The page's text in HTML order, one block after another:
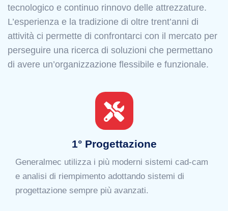
tecnologico e continuo rinnovo delle attrezzature.
L’esperienza e la tradizione di oltre trent’anni di
attività ci permette di confrontarci con il mercato per
perseguire una ricerca di soluzioni che permettano
di avere un’organizzazione flessibile e funzionale.
1° Progettazione
Generalmec utilizza i più moderni sistemi cad-cam
e analisi di riempimento adottando sistemi di
progettazione sempre più avanzati.